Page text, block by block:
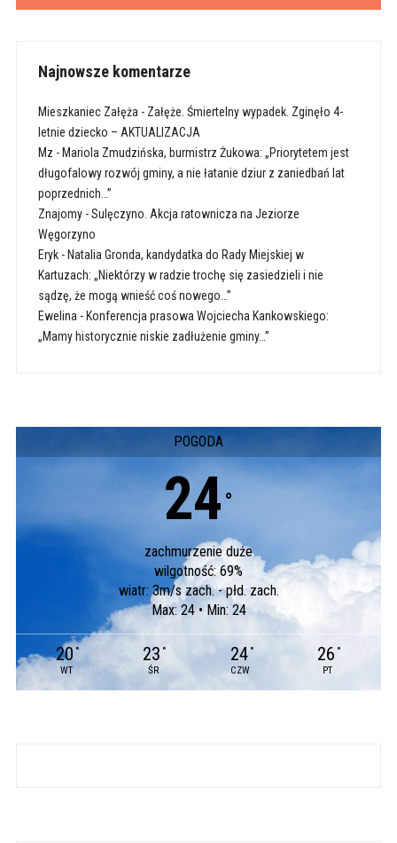
Najnowsze komentarze
Mieszkaniec Załęża - Załęże. Śmiertelny wypadek. Zginęło 4-
letnie dziecko – AKTUALIZACJA
Mz - Mariola Zmudzińska, burmistrz Żukowa: „Priorytetem jest
długofalowy rozwój gminy, a nie łatanie dziur z zaniedbań lat
poprzednich…”
Znajomy-Sulęczyno. Akcja ratownicza na Jeziorze
Węgorzyno
Eryk- Natalia Gronda, kandydatka do Rady Miejskiej w
Kartuzach: „Niektórzy w radzie trochę się zasiedzieli i nie
sądzę, że mogą wnieść coś nowego…”
Ewelina - Konferencja prasowa Wojciecha Kankowskiego:
„Mamy historycznie niskie zadłużenie gminy…”
POGODA
24 °
zachmurzenie duże
wilgotność: 69%
wiatr: 3m/s zach. - płd. zach.
Max: 24 • Min: 24
20 °
WT
23 °
ŚR
24 °
CZW
26 °
PT